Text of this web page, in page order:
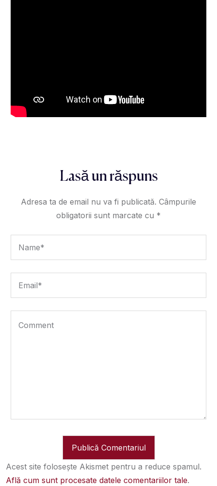
Lasă un răspuns
Adresa ta de email nu va fi publicată. Câmpurile
obligatorii sunt marcate cu *
Acest site folosește Akismet pentru a reduce spamul.
Află cum sunt procesate datele comentariilor tale.